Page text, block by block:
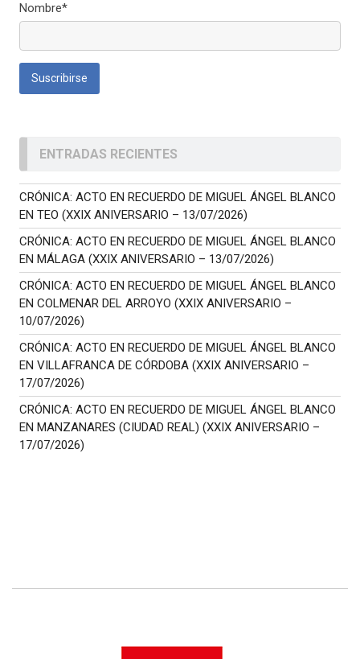
Nombre*
ENTRADAS RECIENTES
CRÓNICA: ACTO EN RECUERDO DE MIGUEL ÁNGEL BLANCO
EN TEO (XXIX ANIVERSARIO – 13/07/2026)
CRÓNICA: ACTO EN RECUERDO DE MIGUEL ÁNGEL BLANCO
EN MÁLAGA (XXIX ANIVERSARIO – 13/07/2026)
CRÓNICA: ACTO EN RECUERDO DE MIGUEL ÁNGEL BLANCO
EN COLMENAR DEL ARROYO (XXIX ANIVERSARIO –
10/07/2026)
CRÓNICA: ACTO EN RECUERDO DE MIGUEL ÁNGEL BLANCO
EN VILLAFRANCA DE CÓRDOBA (XXIX ANIVERSARIO –
17/07/2026)
CRÓNICA: ACTO EN RECUERDO DE MIGUEL ÁNGEL BLANCO
EN MANZANARES (CIUDAD REAL) (XXIX ANIVERSARIO –
17/07/2026)